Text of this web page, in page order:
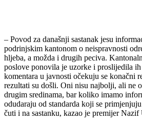
– Povod za današnji sastanak jesu
podrinjskim kantonom o neispravnosti
hljeba, a možda i drugih peciva.
poslove ponovila je uzorke i proslijedila ih
komentara u javnosti očekuju se konačni
rezultati su došli. Oni nisu najbolji, ali ne